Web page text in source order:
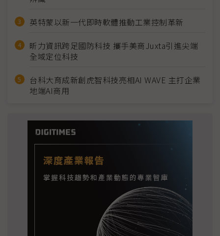
英特蒙以新一代即時軟體推動工業控制革新
昕力資訊跨足國防科技 攜手美商Juxta引進尖端
全域定位科技
台科大育成新創虎智科技亮相AI WAVE 主打企業
地端AI商用